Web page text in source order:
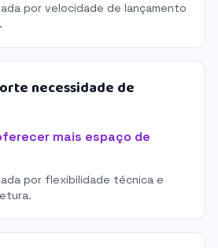
por velocidade de lançamento
necessidade de
mais espaço de
por flexibilidade técnica e